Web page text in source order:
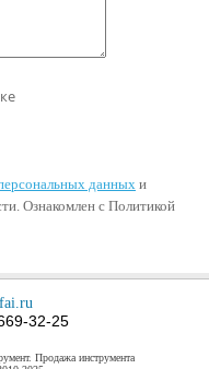
данныхи
Ознакомлен с Политикой
32-25
Продажа инструмента